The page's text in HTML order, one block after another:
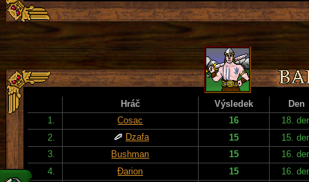
Hráč Výsledek
Den
1.
Cosac 16
18.
2.
Dzafa 15
15.
3.
Bushman 15
16.
4.
Đarion 15
16.